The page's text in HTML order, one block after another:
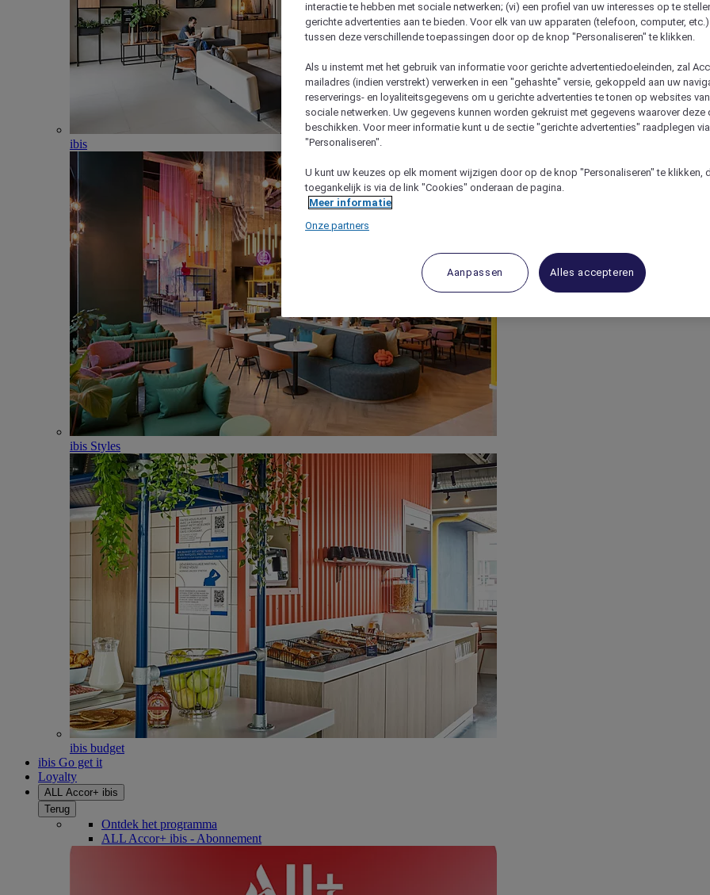
ibis
ibis Styles
ibis budget
ibis Go get it
Loyalty
ALL Accor+ ibis
Terug
Ontdek het programma
ALL Accor+ ibis - Abonnement
interactie te hebben met sociale netwerken; (vi) een profiel van uw interesses op te
gerichte advertenties aan te bieden. Voor elk van uw apparaten (telefoon, computer,
tussen deze verschillende toepassingen door op de knop "Personaliseren" te klikken.
Als u instemt met het gebruik van informatie voor gerichte advertentiedoeleinden, zal
mailadres (indien verstrekt) verwerken in een "gehashte" versie, gekoppeld aan uw
reserverings- en loyaliteitsgegevens om u gerichte advertenties te tonen op websites
sociale netwerken. Uw gegevens kunnen worden gekruist met gegevens waarover deze
beschikken. Voor meer informatie kunt u de sectie "gerichte advertenties" raadplegen
"Personaliseren".
U kunt uw keuzes op elk moment wijzigen door op de knop "Personaliseren" te klikken,
toegankelijk is via de link "Cookies" onderaan de pagina.
Meer informatie
Onze partners
Aanpassen Alles accepteren